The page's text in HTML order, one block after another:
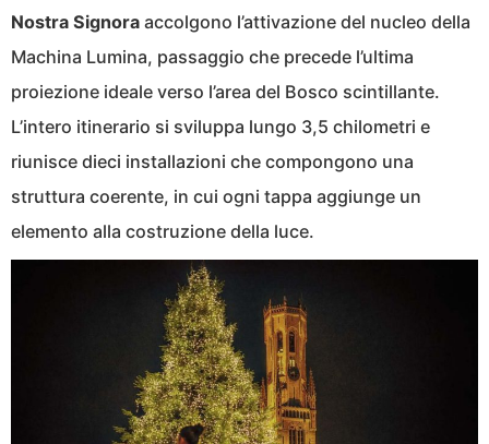
Nostra Signora accolgono l’attivazione del nucleo della
Machina Lumina, passaggio che precede l’ultima
proiezione ideale verso l’area del Bosco scintillante.
L’intero itinerario si sviluppa lungo 3,5 chilometri e
riunisce dieci installazioni che compongono una
struttura coerente, in cui ogni tappa aggiunge un
elemento alla costruzione della luce.